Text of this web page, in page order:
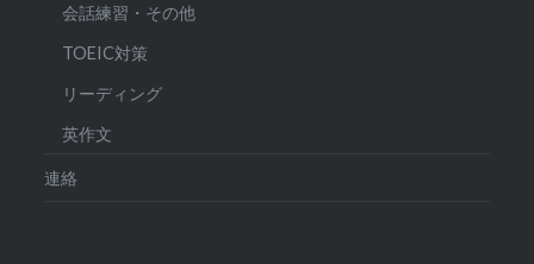
会話練習・その他
TOEIC対策
リーディング
英作文
連絡